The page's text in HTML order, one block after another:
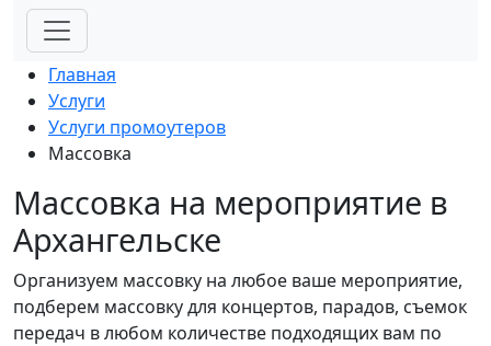
Главная
Услуги
Услуги промоутеров
Массовка
Массовка на мероприятие в
Архангельске
Организуем массовку на любое ваше мероприятие,
подберем массовку для концертов, парадов, съемок
передач в любом количестве подходящих вам по